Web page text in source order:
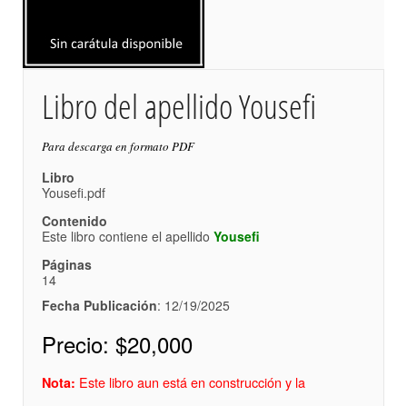
Libro del apellido Yousefi
Para descarga en formato PDF
Libro
Yousefi.pdf
Contenido
Este libro contiene el apellido Yousefi
Páginas
14
Fecha Publicación: 12/19/2025
Precio: $20,000
Nota: Este libro aun está en construcción y la